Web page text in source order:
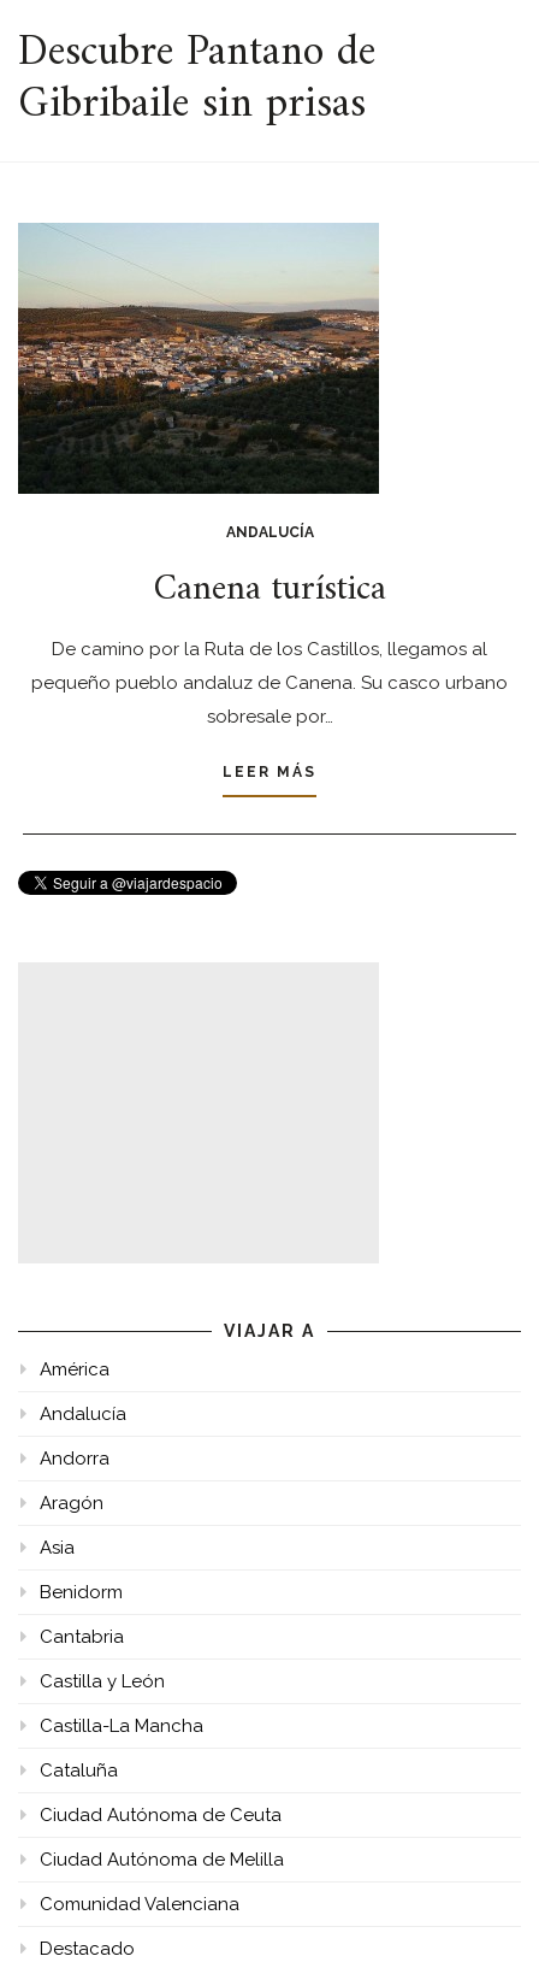
ESPACIO
Descubre Pantano de
Gibribaile sin prisas
ANDALUCÍA
Canena turística
De camino por la Ruta de los Castillos, llegamos al
pequeño pueblo andaluz de Canena. Su casco urbano
sobresale por…
LEER MÁS
VIAJAR A
América
Andalucía
Andorra
Aragón
Asia
Benidorm
Cantabria
Castilla y León
Castilla-La Mancha
Cataluña
Ciudad Autónoma de Ceuta
Ciudad Autónoma de Melilla
Comunidad Valenciana
Destacado